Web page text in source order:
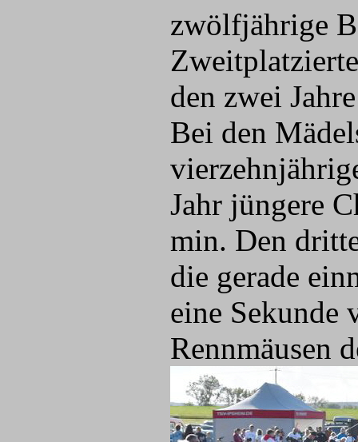
zwölfjährige
den zwei
Bei den
Jahr jüngere
min. Den
die gerade
eine Sekunde
Rennmäusen